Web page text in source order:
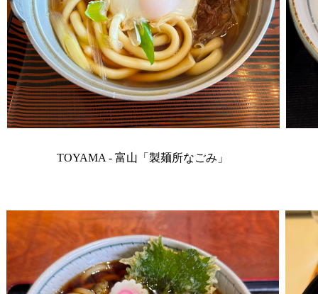
TOYAMA - 富山「製麺所なごみ」